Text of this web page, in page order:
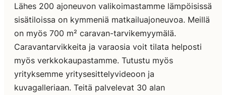
Lähes 200 ajoneuvon valikoimastamme lämpöisissä
sisätiloissa on kymmeniä matkailuajoneuvoa. Meillä
on myös 700 m² caravan-tarvikemyymälä.
Caravantarvikkeita ja varaosia voit tilata helposti
myös verkkokaupastamme. Tutustu myös
yrityksemme yritysesittelyvideoon ja
kuvagalleriaan. Teitä palvelevat 30 alan